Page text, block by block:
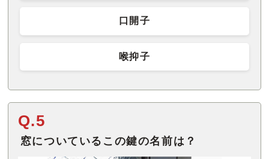
口開子
喉抑子
Q.5
窓についているこの鍵の名前は？